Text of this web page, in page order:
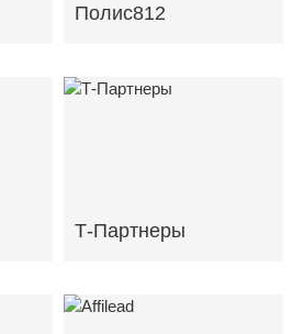
Полис812
Т-Партнеры